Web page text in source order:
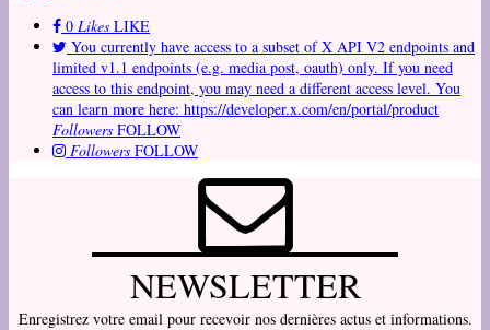
0 Likes LIKE
You currently have access to a subset of X API V2 endpoints and
limited v1.1 endpoints (e.g. media post, oauth) only. If you need
access to this endpoint, you may need a different access level. You
can learn more here: https://developer.x.com/en/portal/product
Followers FOLLOW
Followers FOLLOW
NEWSLETTER
Enregistrez votre email pour recevoir nos dernières actus et informations.